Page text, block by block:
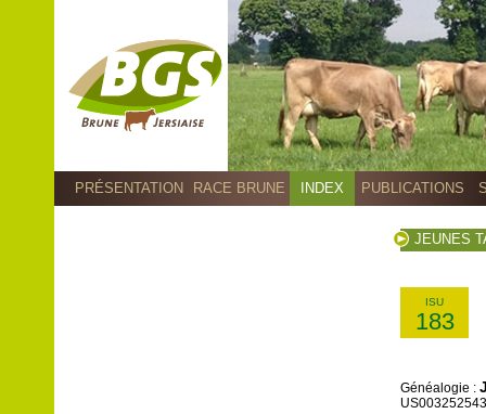
PRÉSENTATION RACE BRUNE INDEX PUBLICATIONS
JEUNES
ISU
183
Généalogie :